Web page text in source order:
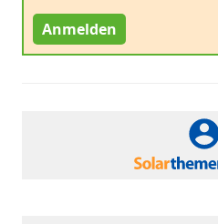
Anmelden